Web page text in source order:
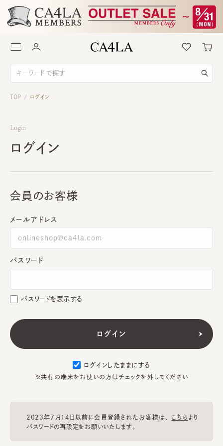
TOP / ログイン
Login
ログイン
会員のお客様
メールアドレス
パスワード
パスワードを表示する
ログインしたままにする
※共有の端末をお使いの方はチェックを外してください
2023年7月14日以前に会員登録されたお客様は、 こちらより
パスワードの再設定をお願いいたします。